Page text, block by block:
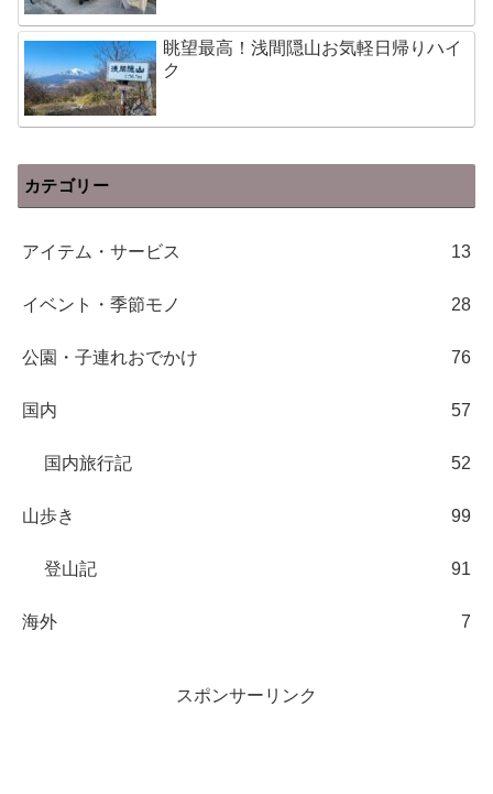
眺望最高！浅間隠山お気軽日帰りハイ
ク
カテゴリー
アイテム・サービス 13
イベント・季節モノ 28
公園・子連れおでかけ 76
国内 57
国内旅行記 52
山歩き 99
登山記 91
海外 7
スポンサーリンク